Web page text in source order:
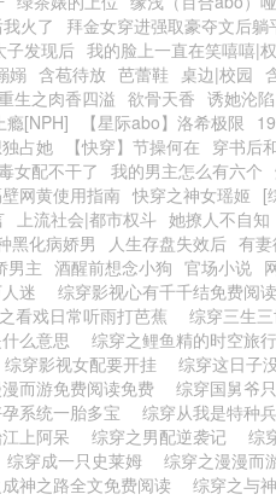
火了 拜金女穿进强取豪夺文后躺
子发现后 我的脸上一直在笑嘻嘻|
嫋 含苞待放 芭蕾鞋 桌边|校园
生之肉香四溢 欲骨天香 诱她沦陷
瘾[NPH] 【星际abo】洛希极限
占她 【快穿】节操何在 穿书后
女配不干了 我的男主怎么有六个
网黄使用指南 快穿之神女瑶姬 [
上流社会|都市权斗 她撩人不自知
黑化病娇男 人生存盘失效后 有
男主 酒醒前想念小狗 官场小说
迷 综穿影视心有千千结免费阅读
看戏日常听雨打芭蕉 综穿三生
么意思 综穿之鲤鱼精的时空旅
综穿影视女配要开挂 综穿这日子
而游免费阅读免费 综穿国舅爷
系统一胎多宝 综穿从我是特种
上阿呆 综穿之男配逆袭记 综
综穿成一只史莱姆 综穿之漫漫而
神之路全文免费阅读 综穿之与